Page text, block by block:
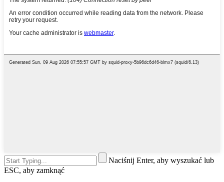
Naciśnij Enter, aby wyszukać lub
ESC, aby zamknąć